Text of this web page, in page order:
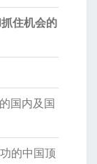
住机会的
国内及国
的中国顶